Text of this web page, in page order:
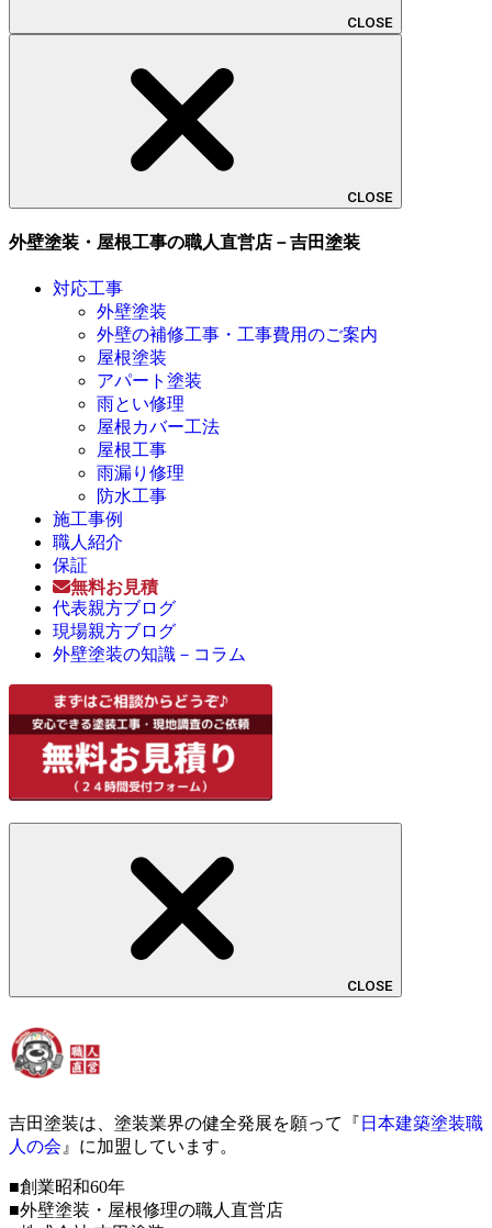
CLOSE
CLOSE
外壁塗装・屋根工事の職人直営店－吉田塗装
対応工事
外壁塗装
外壁の補修工事・工事費用のご案内
屋根塗装
アパート塗装
雨とい修理
屋根カバー工法
屋根工事
雨漏り修理
防水工事
施工事例
職人紹介
保証
無料お見積
代表親方ブログ
現場親方ブログ
外壁塗装の知識－コラム
CLOSE
吉田塗装は、塗装業界の健全発展を願って『 日本建築塗装職
人の会 』に加盟しています。
■創業昭和60年
■外壁塗装・屋根修理の職人直営店